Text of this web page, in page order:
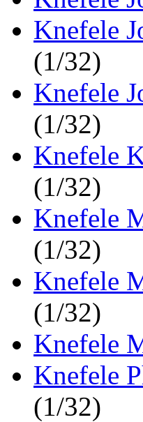
Knefele
(1/32)
Knefele
(1/32)
Knefele
(1/32)
Knefele
(1/32)
Knefele
(1/32)
Knefele
Knefele
(1/32)